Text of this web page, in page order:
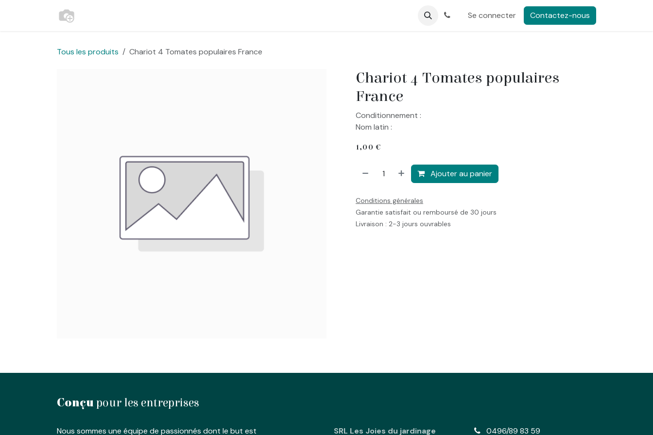
Se connecter Contactez-nous
Tous les produits Chariot 4 Tomates populaires France
Chariot 4 Tomates populaires
France
Conditionnement :
Nom latin :
1,00 €
Ajouter au panier
Conditions générales
Garantie satisfait ou remboursé de 30 jours
Livraison : 2-3 jours ouvrables
Conçupour les entreprises
Nous sommes une équipe de passionnés dont le but est SRL Les Joies du jardinage 0496/89 83 59